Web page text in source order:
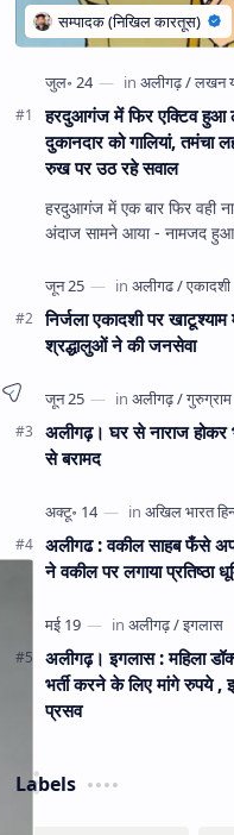
हरदुआगंज में फिर एक्टिव हुआ
दुकानदार को गालियां, तमंचा
रुख पर उठ रहे सवाल
हरदुआगंज में एक बार फिर वही
अंदाज सामने आया - नामजद हुआ
घंटे हव…
निर्जला एकादशी पर
श्रद्धालुओं ने की जनसेवा
अलीगढ़। घर से नाराज होकर
से बरामद
अलीगढ : वकील साहब फँसे
ने वकील पर लगाया प्रतिष्ठा
अलीगढ़। इगलास : महिला
भर्ती करने के लिए मांगे रुपये ,
प्रसव
Labels